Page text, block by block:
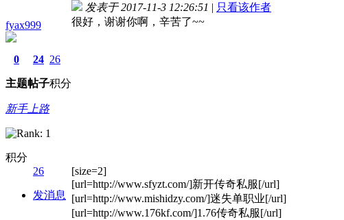
fyax999
0
主题
24
帖子
26
积分
新手上路
积分
26
发消息
发表于 2017-11-3 12:26:51 | 只看该作者
很好，谢谢你啊，辛苦了~~
[size=2]
[url=http://www.sfyzt.com/]新开传奇私服[/url]
[url=http://www.mishidzy.com/]迷失单职业[/url]
[url=http://www.176kf.com/]1.76传奇私服[/url]